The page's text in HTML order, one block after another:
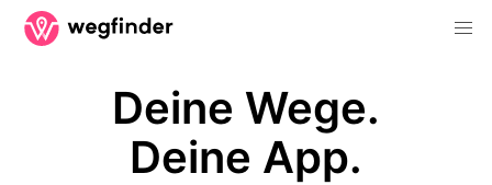
Deine Wege.
Deine App.